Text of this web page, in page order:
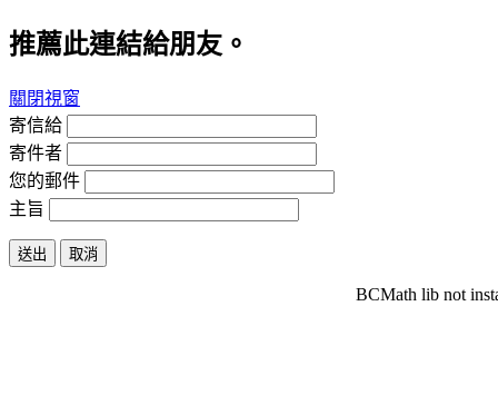
推薦此連結給朋友。
關閉視窗
寄信給
寄件者
您的郵件
主旨
送出 取消
BCMath lib not